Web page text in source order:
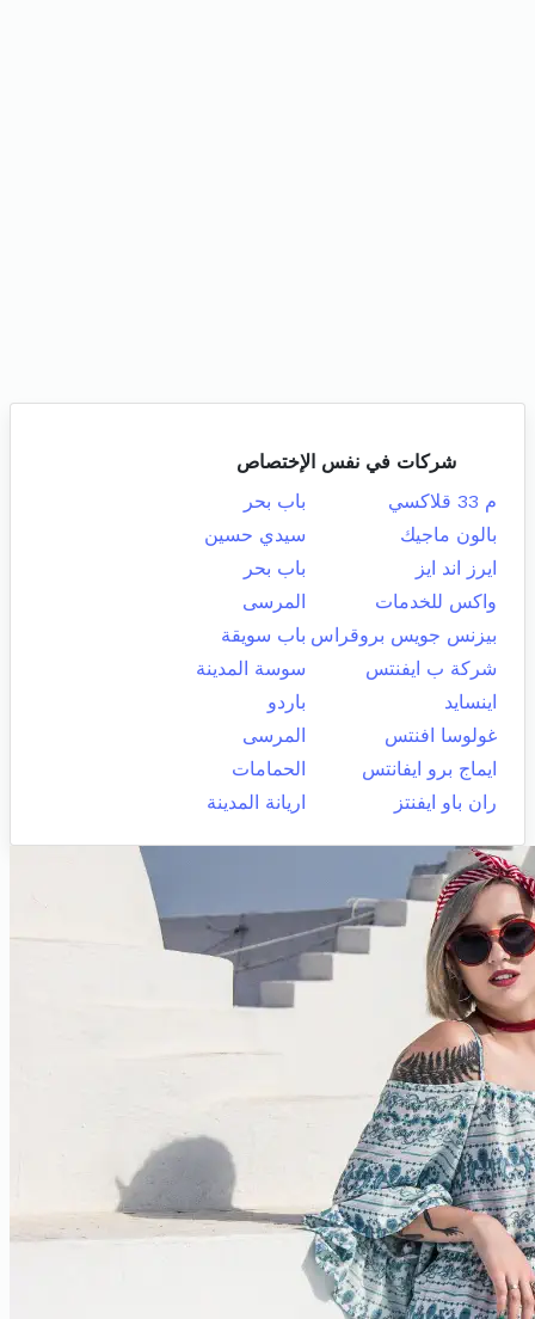
شركات في نفس الإختصاص
م 33 قلاكسي
باب بحر
بالون ماجيك
سيدي حسين
ايرز اند ايز
باب بحر
واكس للخدمات
المرسى
بيزنس جويس بروقراس باب سويقة
شركة ب ايفنتس
سوسة المدينة
اينسايد
باردو
غولوسا افنتس
المرسى
ايماج برو ايفانتس
الحمامات
ران باو ايفنتز
اريانة المدينة